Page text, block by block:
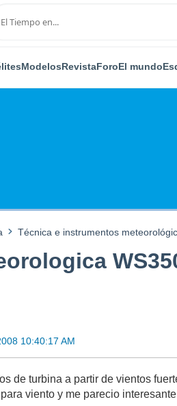
ModelosRevistaForoEl mundo
Técnica e instrumentos
10:40:17 AM
de turbina a partir de vientos
viento y me parecio